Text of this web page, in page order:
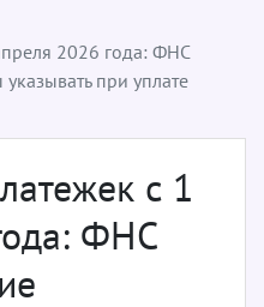
2026 года: ФНС
при уплате
с 1
ФНС